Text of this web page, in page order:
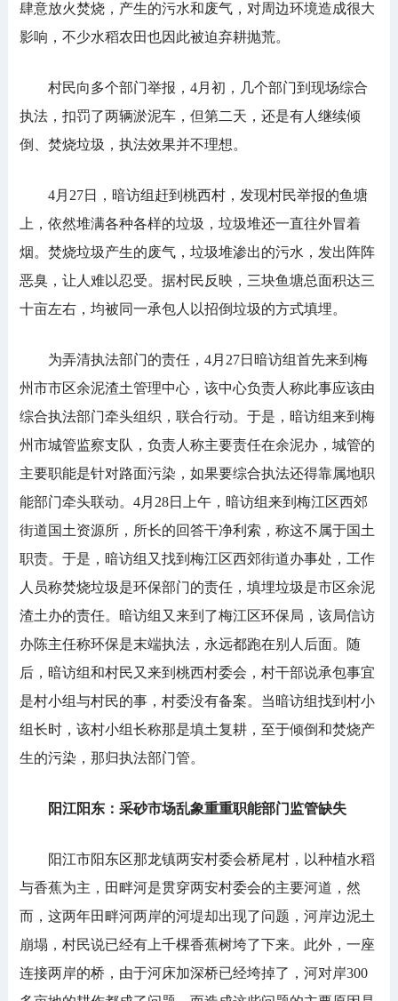
肆意放火焚烧，产生的污水和废气，对周边环境造成很大
影响，不少水稻农田也因此被迫弃耕抛荒。
村民向多个部门举报，4月初，几个部门到现场综合
执法，扣罚了两辆淤泥车，但第二天，还是有人继续倾
倒、焚烧垃圾，执法效果并不理想。
4月27日，暗访组赶到桃西村，发现村民举报的鱼塘
上，依然堆满各种各样的垃圾，垃圾堆还一直往外冒着
烟。焚烧垃圾产生的废气，垃圾堆渗出的污水，发出阵阵
恶臭，让人难以忍受。据村民反映，三块鱼塘总面积达三
十亩左右，均被同一承包人以招倒垃圾的方式填埋。
为弄清执法部门的责任，4月27日暗访组首先来到梅
州市市区余泥渣土管理中心，该中心负责人称此事应该由
综合执法部门牵头组织，联合行动。于是，暗访组来到梅
州市城管监察支队，负责人称主要责任在余泥办，城管的
主要职能是针对路面污染，如果要综合执法还得靠属地职
能部门牵头联动。4月28日上午，暗访组来到梅江区西郊
街道国土资源所，所长的回答干净利索，称这不属于国土
职责。于是，暗访组又找到梅江区西郊街道办事处，工作
人员称焚烧垃圾是环保部门的责任，填埋垃圾是市区余泥
渣土办的责任。暗访组又来到了梅江区环保局，该局信访
办陈主任称环保是末端执法，永远都跑在别人后面。随
后，暗访组和村民又来到桃西村委会，村干部说承包事宜
是村小组与村民的事，村委没有备案。当暗访组找到村小
组长时，该村小组长称那是填土复耕，至于倾倒和焚烧产
生的污染，那归执法部门管。
阳江阳东：采砂市场乱象重重职能部门监管缺失
阳江市阳东区那龙镇两安村委会桥尾村，以种植水稻
与香蕉为主，田畔河是贯穿两安村委会的主要河道，然
而，这两年田畔河两岸的河堤却出现了问题，河岸边泥土
崩塌，村民说已经有上千棵香蕉树垮了下来。此外，一座
连接两岸的桥，由于河床加深桥已经垮掉了，河对岸300